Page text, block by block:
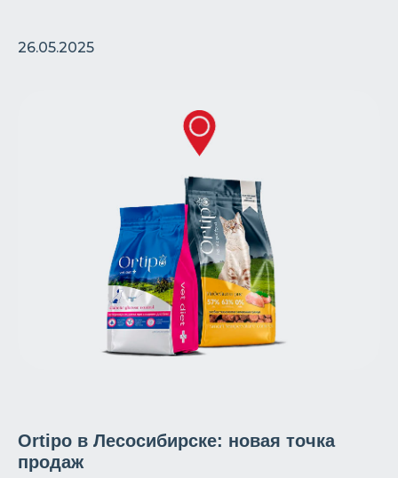
26.05.2025
Ortipo в Лесосибирске: новая точка
продаж